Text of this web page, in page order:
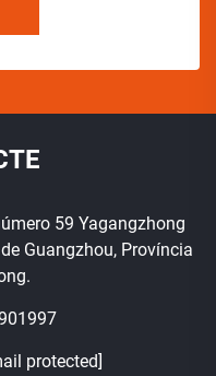
59 Yagangzhong
Guangzhou, Província
protected]